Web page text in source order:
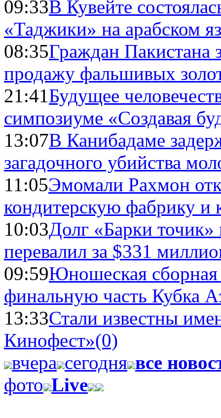
09:33В Кувейте
«Таджики» на арабском
08:35Граждан Пакистана
продажу фальшивых
21:41Будущее
симпозиуме «Создавая
13:07В Канибадаме
загадочного убийства
11:05Эмомали Рахмон
кондитерскую фабрику и
10:03Долг «Барки
перевалил за $331
09:59Юношеская
финальную часть Кубка
13:33Стали известны
Кинофест»(0)
вчера сегодня все
фото Live